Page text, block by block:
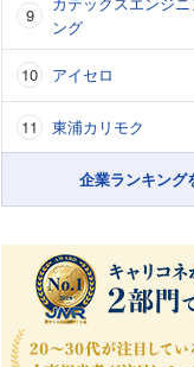
ング
アイセロ
東浦カリモク
企業ランキング